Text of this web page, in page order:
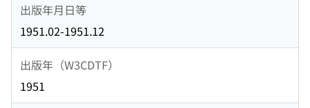
出版年月日等
1951.02-1951.12
出版年（W3CDTF）
1951